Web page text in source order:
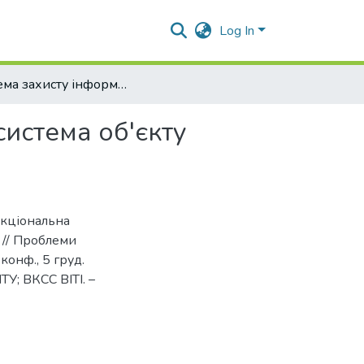
Log In
Система захисту інформації, як функціональна підсистема об'єкту інформатизації
об'єкту
// Проблеми
5 груд.
ВКСС ВІТІ. –